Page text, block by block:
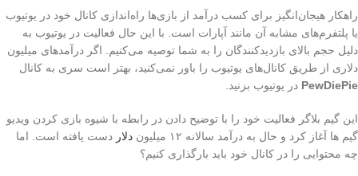
راهکار هیجان‌انگیز برای کسب درآمد از بازی‌ها راه‌اندازی کانال خود در یوتیوب
یا پلتفرم‌های مشابه آن مانند آپارات است. با این حال فعالیت در یوتیوب به
دلیل حجم بالای بازدیدکنندگان را به شما توصیه می‌کنیم. اگر درآمدهای میلیون
دلاری از طریق کانال‌های یوتیوب را باور نمی‌کنید، بهتر است سری به کانال
PewDiePie در یوتیوب بزنید.
این گیم بلاگر فعالیت خود را با توضیح دادن در رابطه با شیوه بازی کردن ویدیو
گیم ها آغاز کرد و حال به درآمد سالانه ۱۲ میلیون
دلار دست یافته است. اما
چه محتوایی را در کانال خود باید بارگذاری کنیم؟